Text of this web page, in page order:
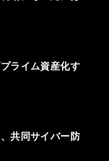
ライム資産化す
共同サイバー防